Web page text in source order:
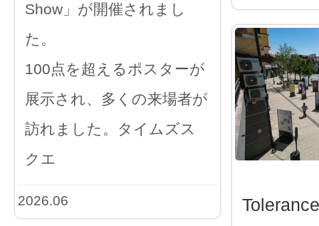
Show」が開催されまし
た。
100点を超えるポスターが
展示され、多くの来場者が
訪れました。タイムズス
クエ
2026.06